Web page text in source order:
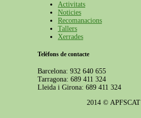
Activitats
Noticies
Recomanacions
Tallers
Xerrades
Telèfons de contacte
Barcelona: 932 640 655
Tarragona: 689 411 324
Lleida i Girona: 689 411 324
2014 © APFSCAT